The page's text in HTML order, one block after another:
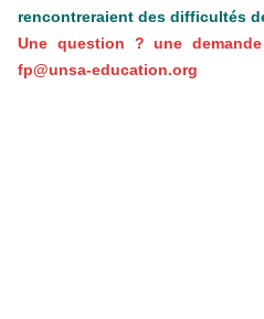
rencontreraient des difficultés
Une question ? une
fp@unsa-education.org